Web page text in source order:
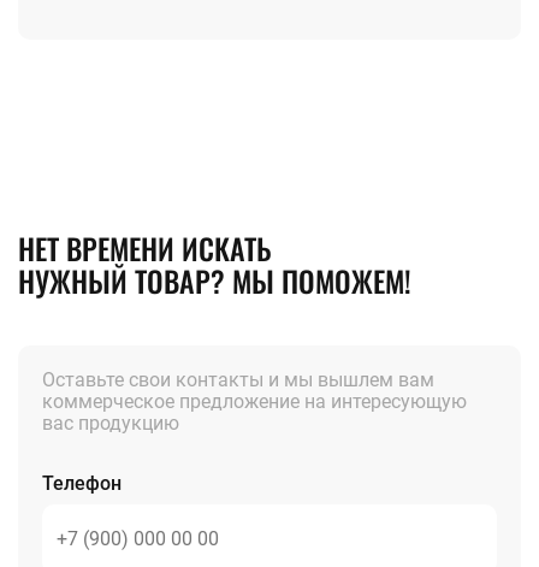
НЕТ ВРЕМЕНИ ИСКАТЬ
НУЖНЫЙ ТОВАР? МЫ ПОМОЖЕМ!
Оставьте свои контакты и мы вышлем вам
коммерческое предложение на интересующую
вас продукцию
Телефон